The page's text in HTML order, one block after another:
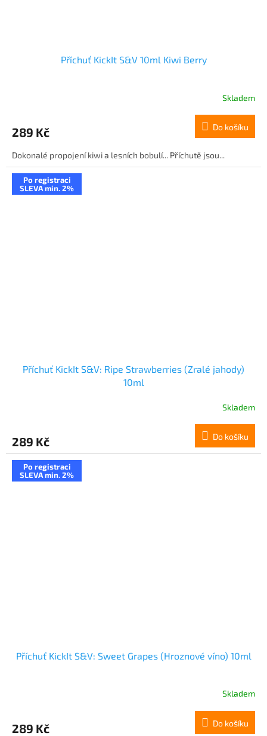
Příchuť KickIt S&V 10ml Kiwi Berry
Skladem
289 Kč Do košíku
Dokonalé propojení kiwi a lesních bobulí... Příchutě jsou...
Po registraci
SLEVA min. 2%
Příchuť KickIt S&V: Ripe Strawberries (Zralé jahody)
10ml
Skladem
289 Kč Do košíku
Po registraci
SLEVA min. 2%
Příchuť KickIt S&V: Sweet Grapes (Hroznové víno) 10ml
Skladem
289 Kč Do košíku